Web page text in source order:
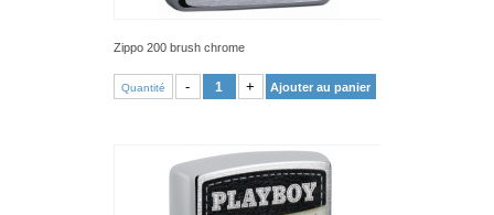
Zippo 200 brush chrome
Quantité - + Ajouter au panier